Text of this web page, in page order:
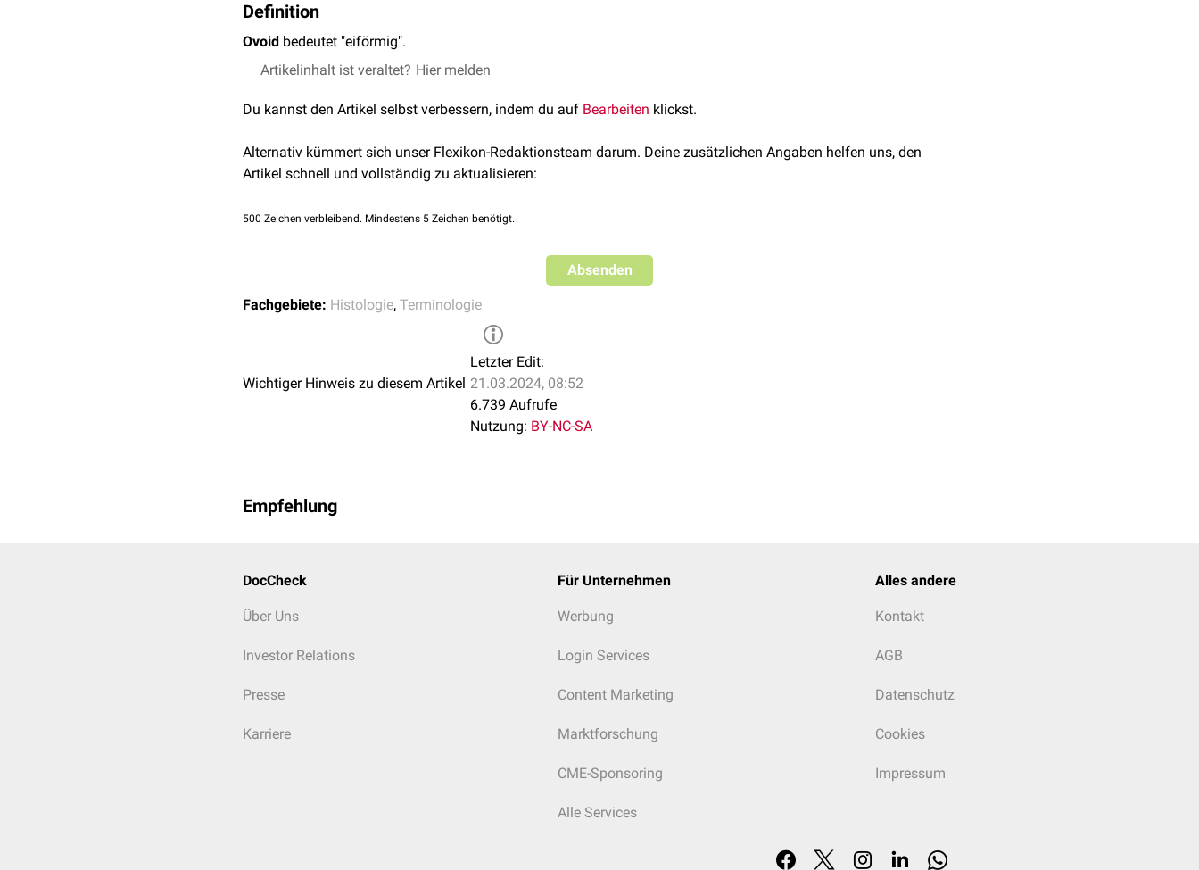
Definition
Ovoid bedeutet "eiförmig".
Artikelinhalt ist veraltet? Hier melden
Du kannst den Artikel selbst verbessern, indem du auf Bearbeiten klickst.
Alternativ kümmert sich unser Flexikon-Redaktionsteam darum. Deine zusätzlichen Angaben helfen uns, den
Artikel schnell und vollständig zu aktualisieren:
500 Zeichen verbleibend. Mindestens 5 Zeichen benötigt.
Absenden
Fachgebiete: Histologie, Terminologie
Wichtiger Hinweis zu diesem Artikel
Letzter Edit:
21.03.2024, 08:52
6.739 Aufrufe
Nutzung: BY-NC-SA
Empfehlung
DocCheck
Über Uns
Investor Relations
Presse
Karriere
Für Unternehmen
Werbung
Login Services
Content Marketing
Marktforschung
CME-Sponsoring
Alle Services
Alles andere
Kontakt
AGB
Datenschutz
Cookies
Impressum